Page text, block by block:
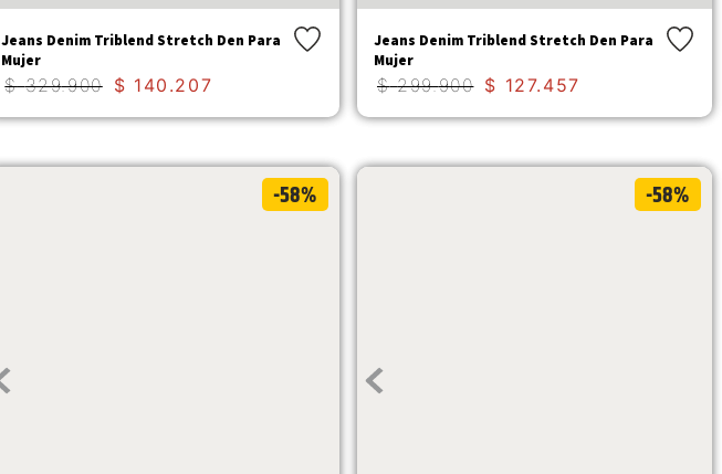
Jeans Denim Triblend Stretch Den Para
Mujer
$ 329.900 $ 140 .207
Jeans Denim Triblend Stretch Den Para
Mujer
$ 299.900 $ 127. 457
-58% -58%